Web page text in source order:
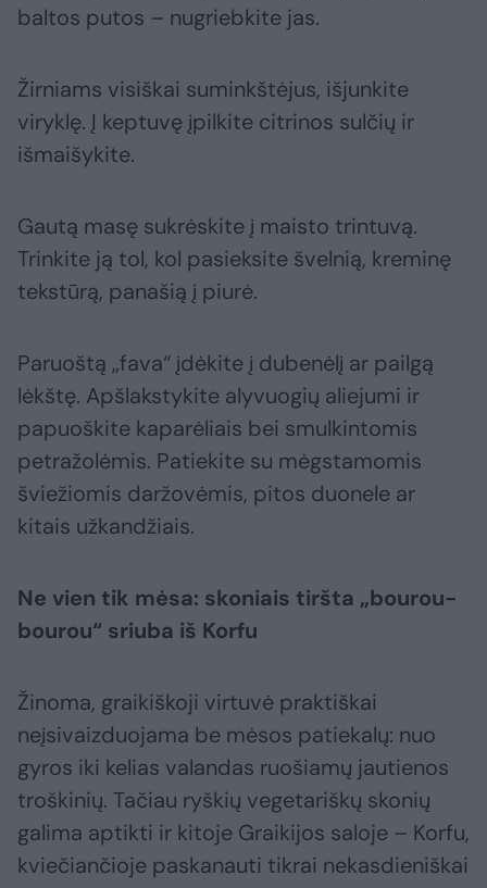
baltos putos – nugriebkite jas.
Žirniams visiškai suminkštėjus, išjunkite
viryklę. Į keptuvę įpilkite citrinos sulčių ir
išmaišykite.
Gautą masę sukrėskite į maisto trintuvą.
Trinkite ją tol, kol pasieksite švelnią, kreminę
tekstūrą, panašią į piurė.
Paruoštą „fava“ įdėkite į dubenėlį ar pailgą
lėkštę. Apšlakstykite alyvuogių aliejumi ir
papuoškite kaparėliais bei smulkintomis
petražolėmis. Patiekite su mėgstamomis
šviežiomis daržovėmis, pitos duonele ar
kitais užkandžiais.
Ne vien tik mėsa: skoniais tiršta „bourou-
bourou“ sriuba iš Korfu
Žinoma, graikiškoji virtuvė praktiškai
neįsivaizduojama be mėsos patiekalų: nuo
gyros iki kelias valandas ruošiamų jautienos
troškinių. Tačiau ryškių vegetariškų skonių
galima aptikti ir kitoje Graikijos saloje – Korfu,
kviečiančioje paskanauti tikrai nekasdieniškai